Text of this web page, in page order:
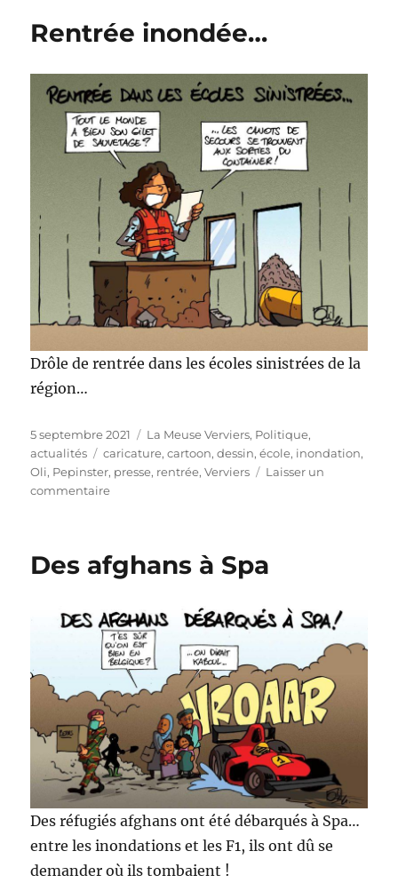
Rentrée inondée…
Drôle de rentrée dans les écoles sinistrées de la
région…
Publié
le
5 septembre 2021 Catégories
La Meuse Verviers, Politique,
actualités
Étiquettes
caricature,cartoon,dessin,école, inondation,
Oli, Pepinster, presse, rentrée,Verviers
Laisser un
commentairesur
Des afghans à Spa
Des réfugiés afghans ont été débarqués à Spa…
entre les inondations et les F1, ils ont dû se
demander où ils tombaient !